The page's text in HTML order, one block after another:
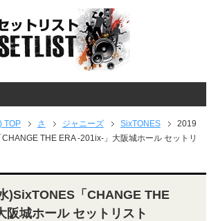
TOP さ ジャニーズ SixTONES
2019
THE ERA -201ix-」大阪城ホール セットリ
)SixTONES「CHANGE THE
阪城ホール セットリスト